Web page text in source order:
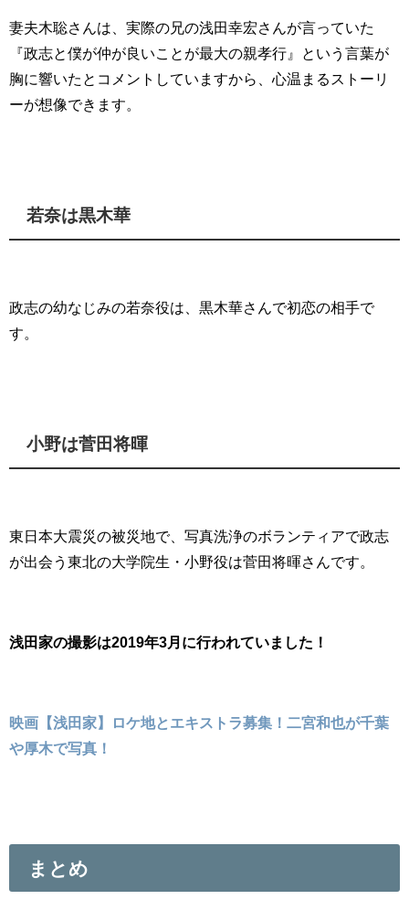
妻夫木聡さんは、実際の兄の浅田幸宏さんが言っていた
『政志と僕が仲が良いことが最大の親孝行』という言葉が
胸に響いたとコメントしていますから、心温まるストーリ
ーが想像できます。
若奈は黒木華
政志の幼なじみの若奈役は、黒木華さんで初恋の相手で
す。
小野は菅田将暉
東日本大震災の被災地で、写真洗浄のボランティアで政志
が出会う東北の大学院生・小野役は菅田将暉さんです。
浅田家の撮影は2019年3月に行われていました！
映画【浅田家】ロケ地とエキストラ募集！二宮和也が千葉
や厚木で写真！
まとめ